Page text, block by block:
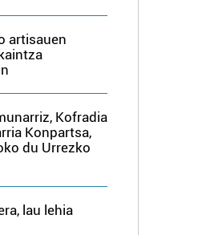
artisauen
Kofradia
Konpartsa,
du Urrezko
lau lehia